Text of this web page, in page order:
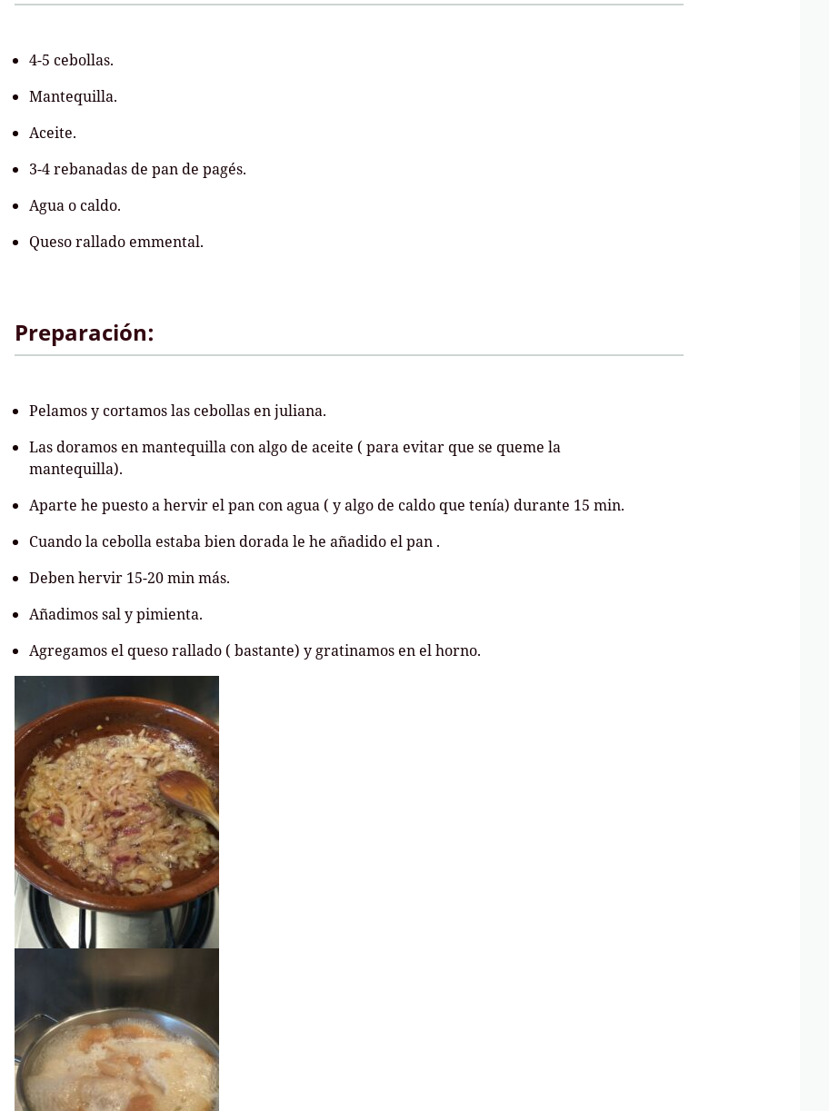
4-5 cebollas.
Mantequilla.
Aceite.
3-4 rebanadas de pan de pagés.
Agua o caldo.
Queso rallado emmental.
Preparación:
Pelamos y cortamos las cebollas en juliana.
Las doramos en mantequilla con algo de aceite ( para evitar que se queme la
mantequilla).
Aparte he puesto a hervir el pan con agua ( y algo de caldo que tenía) durante 15 min.
Cuando la cebolla estaba bien dorada le he añadido el pan .
Deben hervir 15-20 min más.
Añadimos sal y pimienta.
Agregamos el queso rallado ( bastante) y gratinamos en el horno.